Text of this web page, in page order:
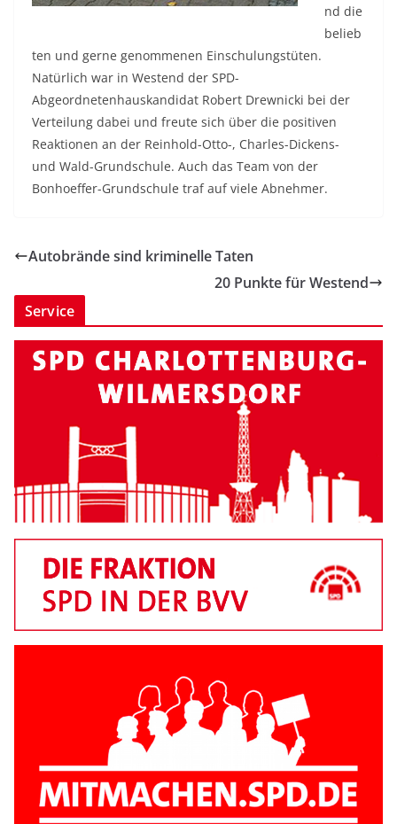
nd die
belieb
ten und gerne genommenen Einschulungstüten.
Natürlich war in Westend der SPD-
Abgeordnetenhauskandidat Robert Drewnicki bei der
Verteilung dabei und freute sich über die positiven
Reaktionen an der Reinhold-Otto-, Charles-Dickens-
und Wald-Grundschule. Auch das Team von der
Bonhoeffer-Grundschule traf auf viele Abnehmer.
Autobrände sind kriminelle Taten
20 Punkte für Westend
Service